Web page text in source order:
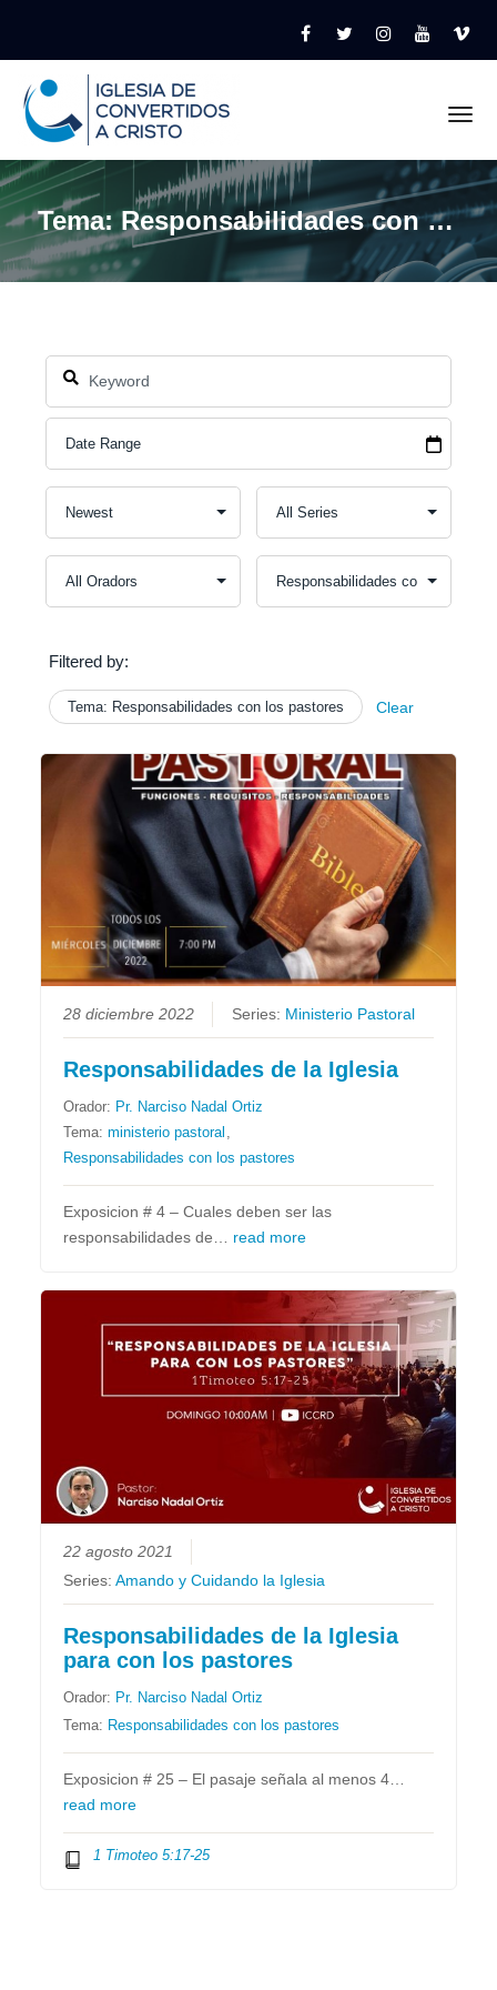
Tema: Responsabilidades con los pastores
Filtered by:
Tema: Responsabilidades con los pastores Clear
28 diciembre 2022 Series: Ministerio Pastoral
Responsabilidades de la Iglesia
Orador: Pr. Narciso Nadal Ortiz
Tema:ministerio pastoral ,
Responsabilidades con los pastores
Exposicion # 4 – Cuales deben ser las
responsabilidades de… read more
22 agosto 2021
Series:Amando y Cuidando la Iglesia
Responsabilidades de la Iglesia
para con los pastores
Orador: Pr. Narciso Nadal Ortiz
Tema: Responsabilidades con los pastores
Exposicion # 25 – El pasaje señala al menos 4…
read more
1 Timoteo 5:17-25